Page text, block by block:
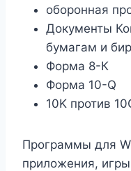
оборонная
Документы
бумагам и
Форма 8-К
Форма 10-Q
10K против
Программы для
приложения,